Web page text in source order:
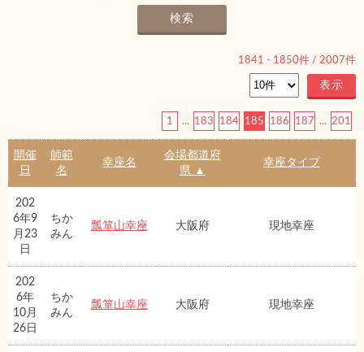
1841 - 1850件 / 2007件
1 ... 183 184 185 186 187 ... 201
開催
日
師範
名
幸座名
会場都道府
県 ▲
幸座タイプ
202
6年9
月23
日
ちか
みん
瓢箪山幸座 大阪府 現地幸座
202
6年
10月
26日
ちか
みん
瓢箪山幸座 大阪府 現地幸座